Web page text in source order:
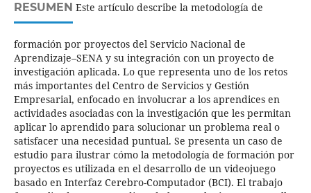
RESUMEN Este artículo describe la metodología de
formación por proyectos del Servicio Nacional de
Aprendizaje–SENA y su integración con un proyecto de
investigación aplicada. Lo que representa uno de los retos
más importantes del Centro de Servicios y Gestión
Empresarial, enfocado en involucrar a los aprendices en
actividades asociadas con la investigación que les permitan
aplicar lo aprendido para solucionar un problema real o
satisfacer una necesidad puntual. Se presenta un caso de
estudio para ilustrar cómo la metodología de formación por
proyectos es utilizada en el desarrollo de un videojuego
basado en Interfaz Cerebro-Computador (BCI). El trabajo